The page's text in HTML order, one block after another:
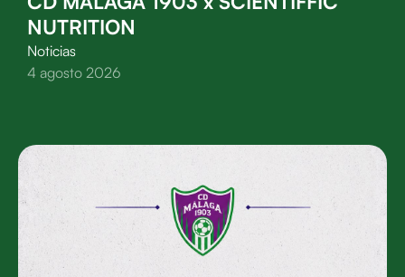
NUTRITION
Noticias
4 agosto 2026